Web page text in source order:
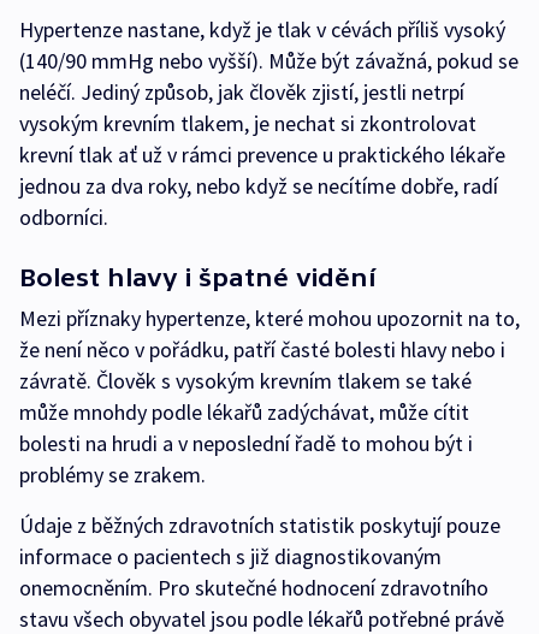
Hypertenze nastane, když je tlak v cévách příliš vysoký
(140/90 mmHg nebo vyšší). Může být závažná, pokud se
neléčí. Jediný způsob, jak člověk zjistí, jestli netrpí
vysokým krevním tlakem, je nechat si zkontrolovat
krevní tlak ať už v rámci prevence u praktického lékaře
jednou za dva roky, nebo když se necítíme dobře, radí
odborníci.
Bolest hlavy i špatné vidění
Mezi příznaky hypertenze, které mohou upozornit na to,
že není něco v pořádku, patří časté bolesti hlavy nebo i
závratě. Člověk s vysokým krevním tlakem se také
může mnohdy podle lékařů zadýchávat, může cítit
bolesti na hrudi a v neposlední řadě to mohou být i
problémy se zrakem.
Údaje z běžných zdravotních statistik poskytují pouze
informace o pacientech s již diagnostikovaným
onemocněním. Pro skutečné hodnocení zdravotního
stavu všech obyvatel jsou podle lékařů potřebné právě